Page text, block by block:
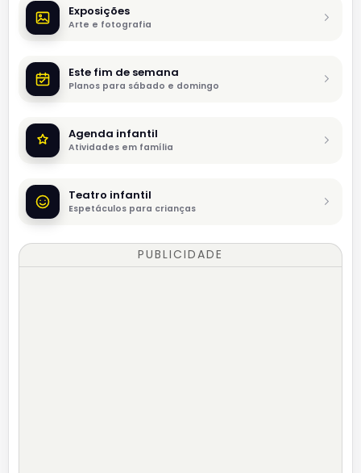
Exposições
Arte e fotografia
Este fim de semana
Planos para sábado e domingo
Agenda infantil
Atividades em família
Teatro infantil
Espetáculos para crianças
PUBLICIDADE